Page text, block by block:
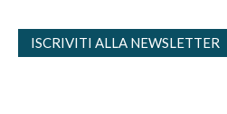
ISCRIVITI ALLA NEWSLETTER